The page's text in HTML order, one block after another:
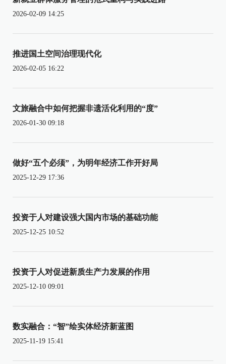
2026-02-09 14:25
推进国土空间治理现代化
2026-02-05 16:22
文旅融合中如何把握非遗活化利用的“度”
2026-01-30 09:18
做好“五个必须”，为明年经济工作开好局
2025-12-29 17:36
投资于人对建设强大国内市场的基础功能
2025-12-25 10:52
投资于人对促进新质生产力发展的作用
2025-12-10 09:01
数实融合：“智”绘实体经济新蓝图
2025-11-19 15:41